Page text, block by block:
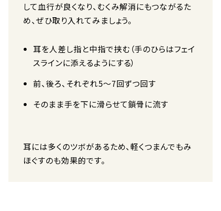
して血行が良くなり、むくみ解消にもつながるた
め、ぜひ取り入れてみましょう。
耳を人差し指と中指で挟む（手のひらはフェイ
スラインに添えるようにする）
前、後ろ、それぞれ5～7回ずつ回す
そのまま手を下に滑らせて鎖骨に流す
耳には多くのツボがあるため、軽くつまんでもみ
ほぐすのも効果的です。